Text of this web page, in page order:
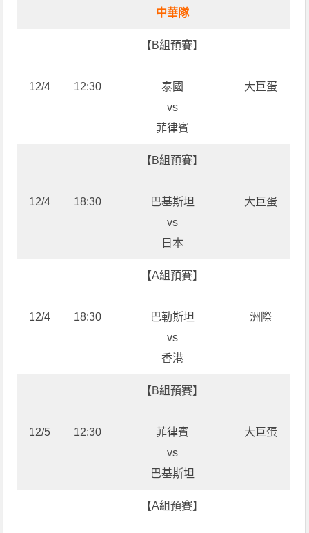
中華隊
12/4 12:30
【B組預賽】
泰國
vs
菲律賓
大巨蛋
12/4 18:30
【B組預賽】
巴基斯坦
vs
日本
大巨蛋
12/4 18:30
【A組預賽】
巴勒斯坦
vs
香港
洲際
12/5 12:30
【B組預賽】
菲律賓
vs
巴基斯坦
大巨蛋
【A組預賽】